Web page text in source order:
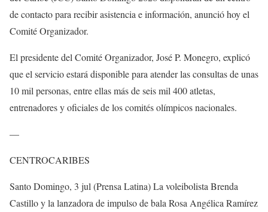
de contacto para recibir asistencia e información, anunció hoy el
Comité Organizador.
El presidente del Comité Organizador, José P. Monegro, explicó
que el servicio estará disponible para atender las consultas de unas
10 mil personas, entre ellas más de seis mil 400 atletas,
entrenadores y oficiales de los comités olímpicos nacionales.
—
CENTROCARIBES
Santo Domingo, 3 jul (Prensa Latina) La voleibolista Brenda
Castillo y la lanzadora de impulso de bala Rosa Angélica Ramírez